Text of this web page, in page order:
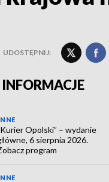
UDOSTĘPNIJ:
Opolski” – wydanie
6 sierpnia 2026.
program